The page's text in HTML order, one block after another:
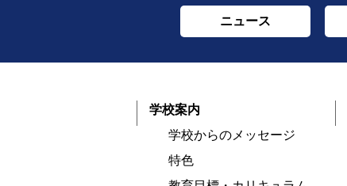
ニュース
学校案内
学校からのメッセージ
特色